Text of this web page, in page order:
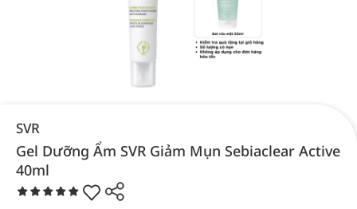
SVR
Gel Dưỡng Ẩm SVR Giảm Mụn Sebiaclear Active
40ml